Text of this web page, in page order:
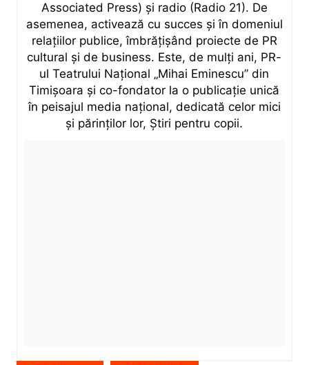
Associated Press) și radio (Radio 21). De
asemenea, activează cu succes și în domeniul
relațiilor publice, îmbrățișând proiecte de PR
cultural și de business. Este, de mulți ani, PR-
ul Teatrului Național „Mihai Eminescu” din
Timișoara și co-fondator la o publicație unică
în peisajul media național, dedicată celor mici
și părinților lor, Știri pentru copii.